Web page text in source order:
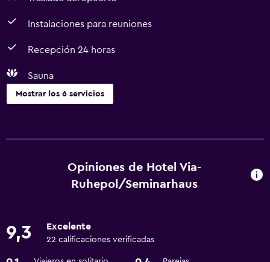
Instalaciones para reuniones
Recepción 24 horas
Sauna
Mostrar los 6 servicios
Servicio de habitaciones
Instalaciones para reuniones
Recepción 24 horas
Traslado aeropuerto
Opiniones de Hotel Via-
Ruhepol/Seminarhaus
9,3 Excelente
22 calificaciones verificadas